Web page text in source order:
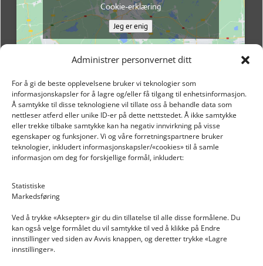
Administrer personvernet ditt
For å gi de beste opplevelsene bruker vi teknologier som
informasjonskapsler for å lagre og/eller få tilgang til enhetsinformasjon.
Å samtykke til disse teknologiene vil tillate oss å behandle data som
nettleser atferd eller unike ID-er på dette nettstedet. Å ikke samtykke
eller trekke tilbake samtykke kan ha negativ innvirkning på visse
egenskaper og funksjoner. Vi og våre forretningspartnere bruker
teknologier, inkludert informasjonskapsler/«cookies» til å samle
informasjon om deg for forskjellige formål, inkludert:
Statistiske
Markedsføring
Ved å trykke «Aksepter» gir du din tillatelse til alle disse formålene. Du
kan også velge formålet du vil samtykke til ved å klikke på Endre
innstillinger ved siden av Avvis knappen, og deretter trykke «Lagre
innstillinger».
Cookie-erklæring
Jeg er enig